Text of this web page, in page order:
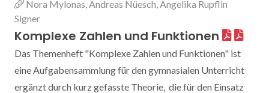
Nora Mylonas, Andreas Nüesch, Angelika Rupflin
Signer
Komplexe Zahlen und Funktionen
Das Themenheft "Komplexe Zahlen und Funktionen" ist
eine Aufgabensammlung für den gymnasialen Unterricht
ergänzt durch kurz gefasste Theorie, die für den Einsatz